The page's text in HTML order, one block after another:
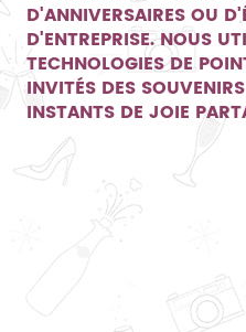
D'ANNIVERSAIRES OU
D'ENTREPRISE. NOUS
TECHNOLOGIES DE
INVITÉS DES
INSTANTS DE JOIE